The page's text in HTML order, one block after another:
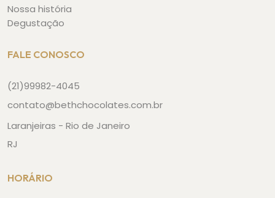
Nossa história
Degustação
FALE CONOSCO
(21)99982-4045
contato@bethchocolates.com.br
Laranjeiras - Rio de Janeiro
RJ
HORÁRIO